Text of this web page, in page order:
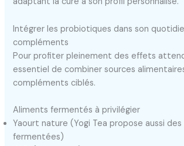
Intégrer les probiotiques dans son
compléments
Pour profiter pleinement des effets
essentiel de combiner sources
compléments ciblés.
Aliments fermentés à privilégier
Yaourt nature (Yogi Tea propose aussi des
fermentées)